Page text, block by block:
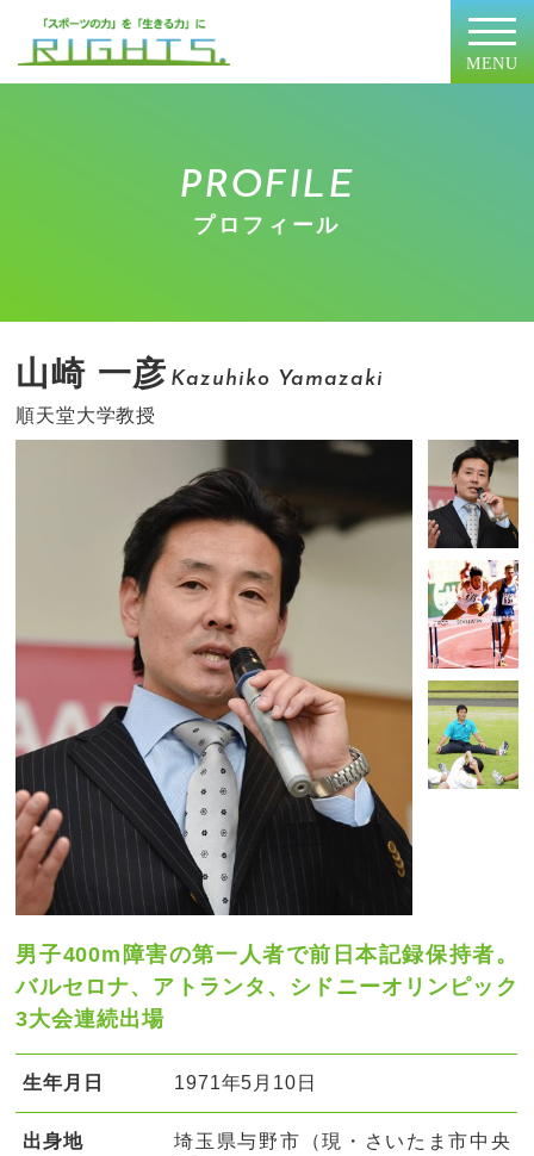
MENU
PROFILE
プロフィール
山崎 一彦 Kazuhiko Yamazaki
順天堂大学教授
男子400m障害の第一人者で前日本記録保持者。
バルセロナ、アトランタ、シドニーオリンピック
3大会連続出場
生年月日 1971年5月10日
出身地
埼玉県与野市（現・さいたま市中央